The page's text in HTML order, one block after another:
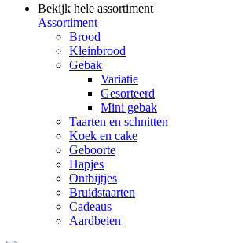
Bekijk hele assortiment
Assortiment
Brood
Kleinbrood
Gebak
Variatie
Gesorteerd
Mini gebak
Taarten en schnitten
Koek en cake
Geboorte
Hapjes
Ontbijtjes
Bruidstaarten
Cadeaus
Aardbeien